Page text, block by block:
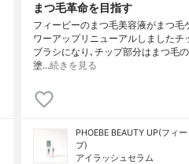
まつ毛革命を目指す
フィービーのまつ毛美容液がまつ毛
ワーアップリニューアルしましたチ
ブラシになり､チップ部分はまつ毛
塗…続きを見る
PHOEBE BEAUTY UP(フィ
プ)
アイラッシュセラム